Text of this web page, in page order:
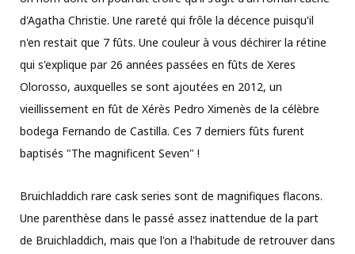
d'Agatha Christie. Une rareté qui frôle la décence puisqu'il
n'en restait que 7 fûts. Une couleur à vous déchirer la rétine
qui s'explique par 26 années passées en fûts de Xeres
Olorosso, auxquelles se sont ajoutées en 2012, un
vieillissement en fût de Xérès Pedro Ximenès de la célèbre
bodega Fernando de Castilla. Ces 7 derniers fûts furent
baptisés "The magnificent Seven" !
Bruichladdich rare cask series sont de magnifiques flacons.
Une parenthèse dans le passé assez inattendue de la part
de Bruichladdich, mais que l'on a l'habitude de retrouver dans